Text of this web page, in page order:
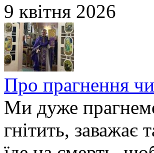
9 квітня 2026
Про прагнення
Ми дуже прагнемо
гнітить, заважає